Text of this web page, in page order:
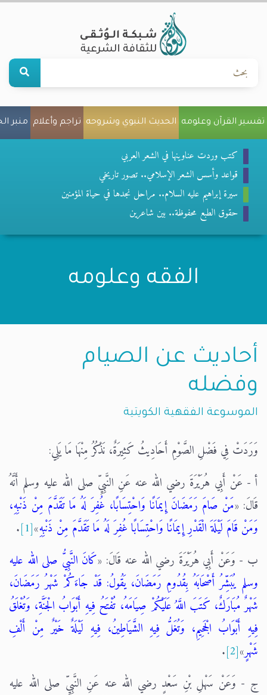
تفسير القرآن وعلومه الحديث النبوي وشروحه تراجم وأعلام منبر
كتب وردت عناوينها في الشعر العربي
قواعد وأسس الشعر الإسلامي.. تصور تاريخي
سيرة إبراهيم عليه السلام.. مراحل نجدها في حياة المؤمنين
حقوق الطبع محفوظة.. بين شاعرين
الفقه وعلومه
أحاديث عن الصيام
وفضله
الموسوعة الفقهية الكويتية
وَرَدَتْ فِي فَضْلِ الصَّوْمِ أَحَادِيثُ كَثِيرَةٌ، نَذْكُرُ مِنْهَا مَا يَلِي:
أ - عَنْ أَبِي هُرَيْرَةَ رضي الله عنه عَنِ النَّبِيِّ صلى الله عليه وسلم أَنَّهُ
قَالَ: «مَنْ صَامَ رَمَضَانَ إِيمَانًا وَاحْتِسَابًا، غُفِرَ لَهُ مَا تَقَدَّمَ مِنْ ذَنْبِهِ،
وَمَنْ قَامَ لَيْلَةَ الْقَدْرِ إِيمَانًا وَاحْتِسَابًا غُفِرَ لَهُ مَا تَقَدَّمَ مِنْ ذَنْبِهِ»
[1]
.
ب - وَعَنْ أَبِي هُرَيْرَةَ رضي الله عنه قَالَ: «كَانَ النَّبِيُّ صلى الله عليه
وسلم يُبَشِّرُ أَصْحَابَهُ بِقُدُومِ رَمَضَانَ، يَقُولُ: قَدْ جَاءَكُمْ شَهْرُ رَمَضَانَ،
شَهْرٌ مُبَارَكٌ، كَتَبَ اللَّهُ عَلَيْكُمْ صِيَامَهُ، تُفْتَحُ فِيهِ أَبْوَابُ الْجَنَّةِ، وَتُغْلَقُ
فِيهِ أَبْوَابُ الْجَحِيمِ، وَتُغَلُّ فِيهِ الشَّيَاطِينُ، فِيهِ لَيْلَةٌ خَيْرٌ مِنْ أَلْفِ
شَهْرٍ»
[2]
.
ج - وَعَنْ سَهْلِ بْنِ سَعْدٍ رضي الله عنه عَنِ النَّبِيِّ صلى الله عليه